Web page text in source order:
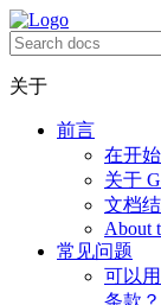
关于
前言
在开
关于
文档
About
常见问题
可以
条款？